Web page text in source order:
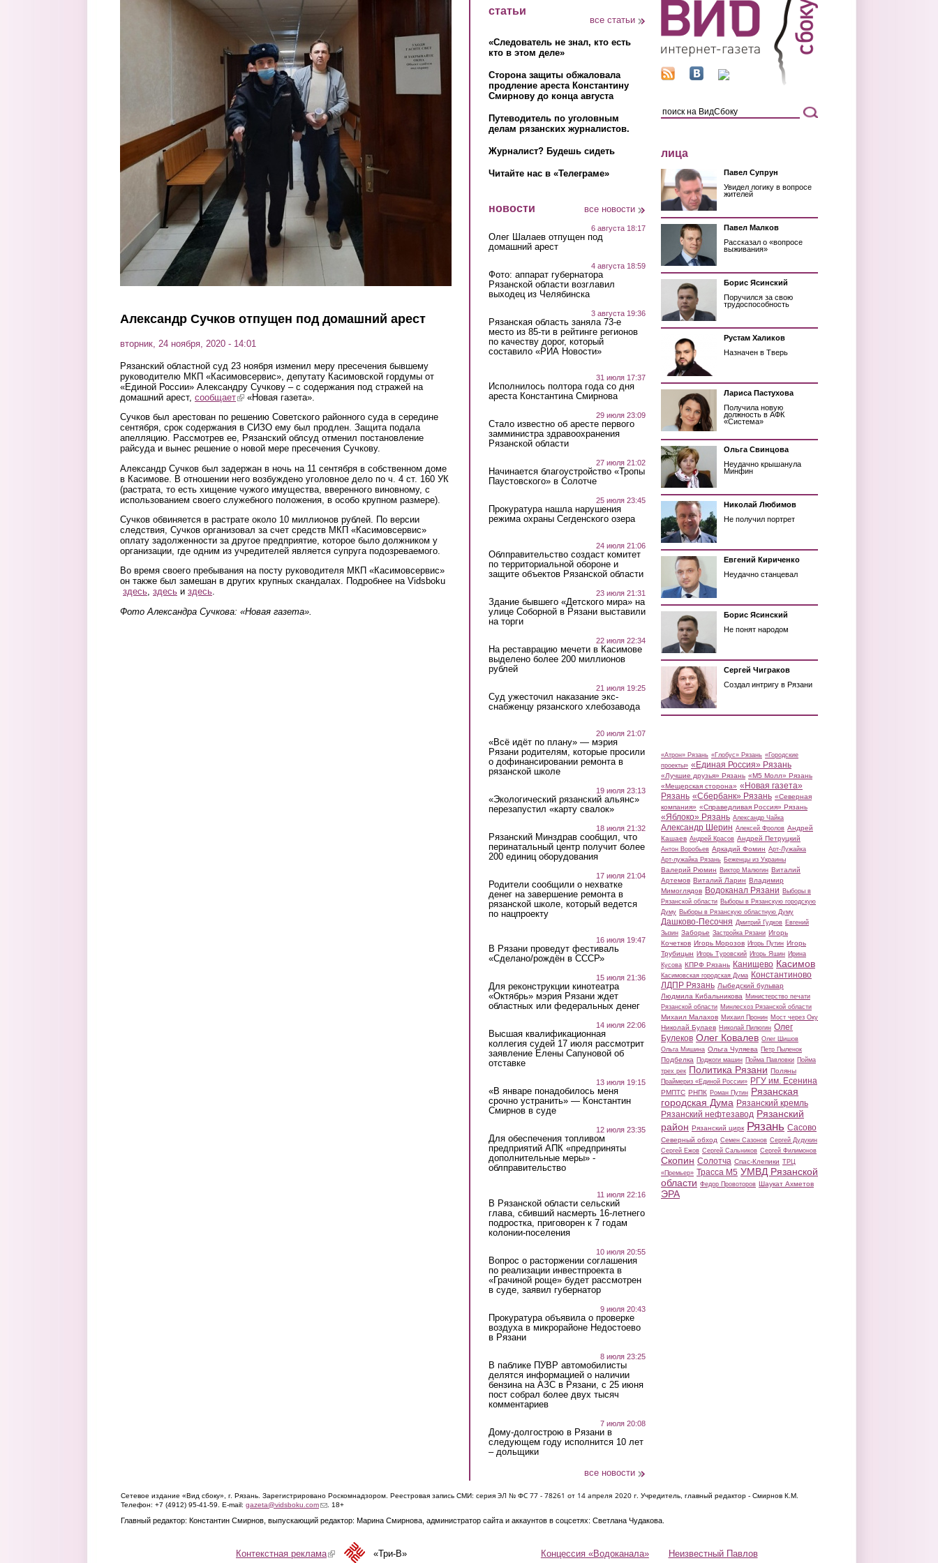
Александр Сучков отпущен под домашний арест
вторник, 24 ноября, 2020 - 14:01
Рязанский областной суд 23 ноября изменил меру пресечения бывшему
руководителю МКП «Касимовсервис», депутату Касимовской гордумы от
«Единой России» Александру Сучкову – с содержания под стражей на
домашний арест, сообщает(link is external)
«Новая газета».
Сучков был арестован по решению Советского районного суда в середине
сентября, срок содержания в СИЗО ему был продлен. Защита подала
апелляцию. Рассмотрев ее, Рязанский облсуд отменил постановление
райсуда и вынес решение о новой мере пресечения Сучкову.
Александр Сучков был задержан в ночь на 11 сентября в собственном доме
в Касимове. В отношении него возбуждено уголовное дело по ч. 4 ст. 160 УК
(растрата, то есть хищение чужого имущества, вверенного виновному, с
использованием своего служебного положения, в особо крупном размере).
Сучков обвиняется в растрате около 10 миллионов рублей. По версии
следствия, Сучков организовал за счет средств МКП «Касимовсервис»
оплату задолженности за другое предприятие, которое было должником у
организации, где одним из учредителей является супруга подозреваемого.
Во время своего пребывания на посту руководителя МКП «Касимовсервис»
он также был замешан в других крупных скандалах. Подробнее на Vidsboku
здесь, здесь и здесь.
Фото Александра Сучкова: «Новая газета».
статьи
все статьи
«Следователь не знал, кто есть
кто в этом деле»
Сторона защиты обжаловала
продление ареста Константину
Смирнову до конца августа
Путеводитель по уголовным
делам рязанских журналистов.
Журналист? Будешь сидеть
Читайте нас в «Телеграме»
новости все новости
6 августа 18:17
Олег Шалаев отпущен под
домашний арест
4 августа 18:59
Фото: аппарат губернатора
Рязанской области возглавил
выходец из Челябинска
3 августа 19:36
Рязанская область заняла 73-е
место из 85-ти в рейтинге регионов
по качеству дорог, который
составило «РИА Новости»
31 июля 17:37
Исполнилось полтора года со дня
ареста Константина Смирнова
29 июля 23:09
Стало известно об аресте первого
замминистра здравоохранения
Рязанской области
27 июля 21:02
Начинается благоустройство «Тропы
Паустовского» в Солотче
25 июля 23:45
Прокуратура нашла нарушения
режима охраны Сегденского озера
24 июля 21:06
Облправительство создаст комитет
по территориальной обороне и
защите объектов Рязанской области
23 июля 21:31
Здание бывшего «Детского мира» на
улице Соборной в Рязани выставили
на торги
22 июля 22:34
На реставрацию мечети в Касимове
выделено более 200 миллионов
рублей
21 июля 19:25
Суд ужесточил наказание экс-
снабженцу рязанского хлебозавода
20 июля 21:07
«Всё идёт по плану» — мэрия
Рязани родителям, которые просили
о дофинансировании ремонта в
рязанской школе
19 июля 23:13
«Экологический рязанский альянс»
перезапустил «карту свалок»
18 июля 21:32
Рязанский Минздрав сообщил, что
перинатальный центр получит более
200 единиц оборудования
17 июля 21:04
Родители сообщили о нехватке
денег на завершение ремонта в
рязанской школе, который ведется
по нацпроекту
16 июля 19:47
В Рязани проведут фестиваль
«Сделано/рождён в СССР»
15 июля 21:36
Для реконструкции кинотеатра
«Октябрь» мэрия Рязани ждет
областных или федеральных денег
14 июля 22:06
Высшая квалификационная
коллегия судей 17 июля рассмотрит
заявление Елены Сапуновой об
отставке
13 июля 19:15
«В январе понадобилось меня
срочно устранить» — Константин
Смирнов в суде
12 июля 23:35
Для обеспечения топливом
предприятий АПК «предприняты
дополнительные меры» -
облправительство
11 июля 22:16
В Рязанской области сельский
глава, сбивший насмерть 16-летнего
подростка, приговорен к 7 годам
колонии-поселения
10 июля 20:55
Вопрос о расторжении соглашения
по реализации инвестпроекта в
«Грачиной роще» будет рассмотрен
в суде, заявил губернатор
9 июля 20:43
Прокуратура объявила о проверке
воздуха в микрорайоне Недостоево
в Рязани
8 июля 23:25
В паблике ПУВР автомобилисты
делятся информацией о наличии
бензина на АЗС в Рязани, с 25 июня
пост собрал более двух тысяч
комментариев
7 июля 20:08
Дому-долгострою в Рязани в
следующем году исполнится 10 лет
– дольщики
все новости
лица
Павел Супрун
Увидел логику в вопросе
жителей
Павел Малков
Рассказал о «вопросе
выживания»
Борис Ясинский
Поручился за свою
трудоспособность
Рустам Халиков
Назначен в Тверь
Лариса Пастухова
Получила новую
должность в АФК
«Система»
Ольга Свинцова
Неудачно крышанула
Минфин
Николай Любимов
Не получил портрет
Евгений Кириченко
Неудачно станцевал
Борис Ясинский
Не понят народом
Сергей Чиграков
Создал интригу в Рязани
«Атрон» Рязань «Глобус» Рязань «Городские
проекты» «Единая Россия» Рязань
«Лучшие друзья» Рязань «М5 Молл» Рязань
«Мещерская сторона» «Новая газета»
Рязань «Сбербанк» Рязань «Северная
компания» «Справедливая Россия» Рязань
«Яблоко» Рязань Александр Чайка
Александр Шерин Алексей Фролов Андрей
Кашаев Андрей Красов Андрей Петруцкий
Антон Воробьев Аркадий Фомин Арт-Лужайка
Арт-лужайка Рязань Беженцы из Украины
Валерий Рюмин Виктор Малюгин Виталий
Артемов Виталий Ларин Владимир
Мимоглядов Водоканал Рязани Выборы в
Рязанской области Выборы в Рязанскую городскую
Думу Выборы в Рязанскую областную Думу
Дашково-Песочня Дмитрий Гудков Евгений
Зызин Заборье Застройка Рязани Игорь
Кочетков Игорь Морозов Игорь Путин Игорь
Трубицын Игорь Туровский Игорь Яшин Ирина
Кусова КПРФ Рязань Канищево Касимов
Касимовская городская Дума Константиново
ЛДПР Рязань Лыбедский бульвар
Людмила Кибальникова Министерство печати
Рязанской области Минлесхоз Рязанской области
Михаил Малахов Михаил Пронин Мост через Оку
Николай Булаев Николай Пилюгин Олег
Булеков Олег Ковалев Олег Шишов
Ольга Мишина Ольга Чуляева Петр Пыленок
Подбелка Поджоги машин Пойма Павловки Пойма
трех рек Политика Рязани Поляны
Праймериз «Единой России» РГУ им. Есенина
РМПТС РНПК Роман Путин Рязанская
городская Дума Рязанский кремль
Рязанский нефтезавод Рязанский
район Рязанский цирк Рязань Сасово
Северный обход Семен Сазонов Сергей Дудукин
Сергей Ежов Сергей Сальников Сергей Филимонов
Скопин Солотча Спас-Клепики ТРЦ
«Премьер» Трасса М5 УМВД Рязанской
области Федор Провоторов Шаукат Ахметов
ЭРА
Сетевое издание «Вид сбоку», г. Рязань. Зарегистрировано Роскомнадзором. Реестровая запись СМИ: серия ЭЛ № ФС 77 - 78261 от 14 апреля 2020 г. Учредитель, главный редактор - Смирнов К.М.
Телефон: +7 (4912) 95-41-59. E-mail: gazeta@vidsboku.com(link sends e-mail)
. 18+
Главный редактор: Константин Смирнов, выпускающий редактор: Марина Смирнова, администратор сайта и аккаунтов в соцсетях: Светлана Чудакова.
Концессия «Водоканала» Неизвестный Павлов
Контекстная реклама(link is external)«Три-В»